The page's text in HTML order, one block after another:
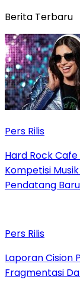
Berita Terbaru
Pers Rilis
Hard Rock
Kompetisi
Pendatang Baru
Pers Rilis
Laporan Cision
Fragmentasi